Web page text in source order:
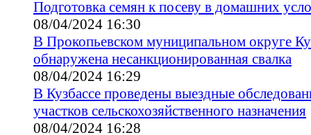
Подготовка семян к посеву в домашних
08/04/2024 16:30
В Прокопьевском муниципальном округе
обнаружена несанкционированная свалка
08/04/2024 16:29
В Кузбассе проведены выездные
участков сельскохозяйственного назначения
08/04/2024 16:28